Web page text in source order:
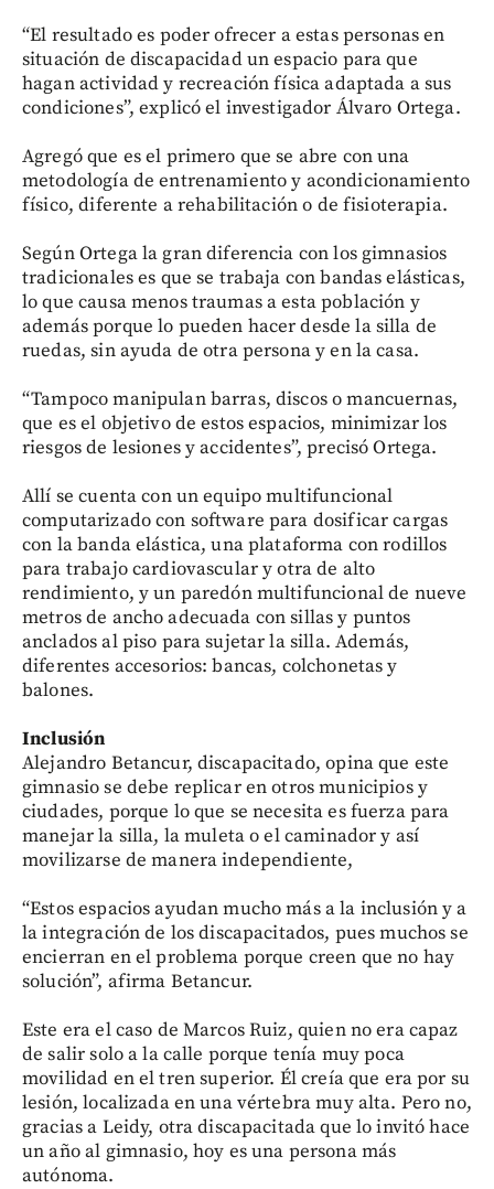
“El resultado es poder ofrecer a estas personas en
situación de discapacidad un espacio para que
hagan actividad y recreación física adaptada a sus
condiciones”, explicó el investigador Álvaro Ortega.
Agregó que es el primero que se abre con una
metodología de entrenamiento y acondicionamiento
físico, diferente a rehabilitación o de fisioterapia.
Según Ortega la gran diferencia con los gimnasios
tradicionales es que se trabaja con bandas elásticas,
lo que causa menos traumas a esta población y
además porque lo pueden hacer desde la silla de
ruedas, sin ayuda de otra persona y en la casa.
“Tampoco manipulan barras, discos o mancuernas,
que es el objetivo de estos espacios, minimizar los
riesgos de lesiones y accidentes”, precisó Ortega.
Allí se cuenta con un equipo multifuncional
computarizado con software para dosificar cargas
con la banda elástica, una plataforma con rodillos
para trabajo cardiovascular y otra de alto
rendimiento, y un paredón multifuncional de nueve
metros de ancho adecuada con sillas y puntos
anclados al piso para sujetar la silla. Además,
diferentes accesorios: bancas, colchonetas y
balones.
Inclusión
Alejandro Betancur, discapacitado, opina que este
gimnasio se debe replicar en otros municipios y
ciudades, porque lo que se necesita es fuerza para
manejar la silla, la muleta o el caminador y así
movilizarse de manera independiente,
“Estos espacios ayudan mucho más a la inclusión y a
la integración de los discapacitados, pues muchos se
encierran en el problema porque creen que no hay
solución”, afirma Betancur.
Este era el caso de Marcos Ruiz, quien no era capaz
de salir solo a la calle porque tenía muy poca
movilidad en el tren superior. Él creía que era por su
lesión, localizada en una vértebra muy alta. Pero no,
gracias a Leidy, otra discapacitada que lo invitó hace
un año al gimnasio, hoy es una persona más
autónoma.